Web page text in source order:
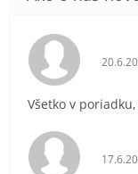
Všetko v